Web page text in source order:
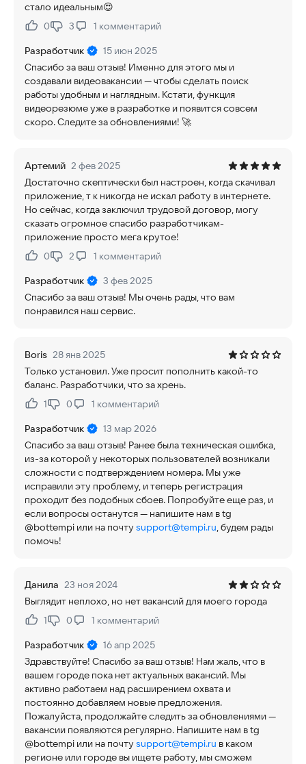
стало идеальным😍
Нравится:
0Не нравится:
3 1 комментарий
Разработчик
15 июн 2025
Спасибо за ваш отзыв! Именно для этого мы и
создавали видеовакансии — чтобы сделать поиск
работы удобным и наглядным. Кстати, функция
видеорезюме уже в разработке и появится совсем
скоро. Следите за обновлениями! 🚀
Артемий 2 фев 2025
Достаточно скептически был настроен, когда скачивал
приложение, т к никогда не искал работу в интернете.
Но сейчас, когда заключил трудовой договор, могу
сказать огромное спасибо разработчикам-
приложение просто мега крутое!
Нравится:
0Не нравится:
2 1 комментарий
Разработчик
3 фев 2025
Спасибо за ваш отзыв! Мы очень рады, что вам
понравился наш сервис.
Boris 28 янв 2025
Только установил. Уже просит пополнить какой-то
баланс. Разработчики, что за хрень.
Нравится:
1Не нравится:
0 1 комментарий
Разработчик
13 мар 2026
Спасибо за ваш отзыв! Ранее была техническая ошибка,
из-за которой у некоторых пользователей возникали
сложности с подтверждением номера. Мы уже
исправили эту проблему, и теперь регистрация
проходит без подобных сбоев. Попробуйте еще раз, и
если вопросы останутся — напишите нам в tg
@bottempi или на почту support@tempi.ru, будем рады
помочь!
Данила 23 ноя 2024
Выглядит неплохо, но нет вакансий для моего города
Нравится:
1Не нравится:
0 1 комментарий
Разработчик
16 апр 2025
Здравствуйте! Спасибо за ваш отзыв! Нам жаль, что в
вашем городе пока нет актуальных вакансий. Мы
активно работаем над расширением охвата и
постоянно добавляем новые предложения.
Пожалуйста, продолжайте следить за обновлениями —
вакансии появляются регулярно. Напишите нам в tg
@bottempi или на почту support@tempi.ru в каком
регионе или городе вы ищете работу, мы сможем